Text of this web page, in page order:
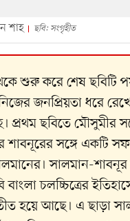
শাহ ছবি: সংগৃহীত
শুরু করে শেষ ছবিটি
জনপ্রিয়তা ধরে
প্রথম ছবিতে মৌসুমীর
শাবনূরের সঙ্গে একটি
সালমান-
চলচ্চিত্রের
হয়ে আছে। এ ছাড়া